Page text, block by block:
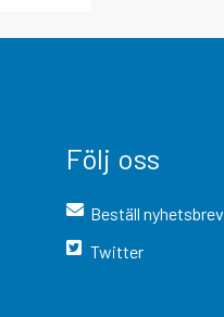
Följ oss
Beställ nyhetsbrev
Twitter